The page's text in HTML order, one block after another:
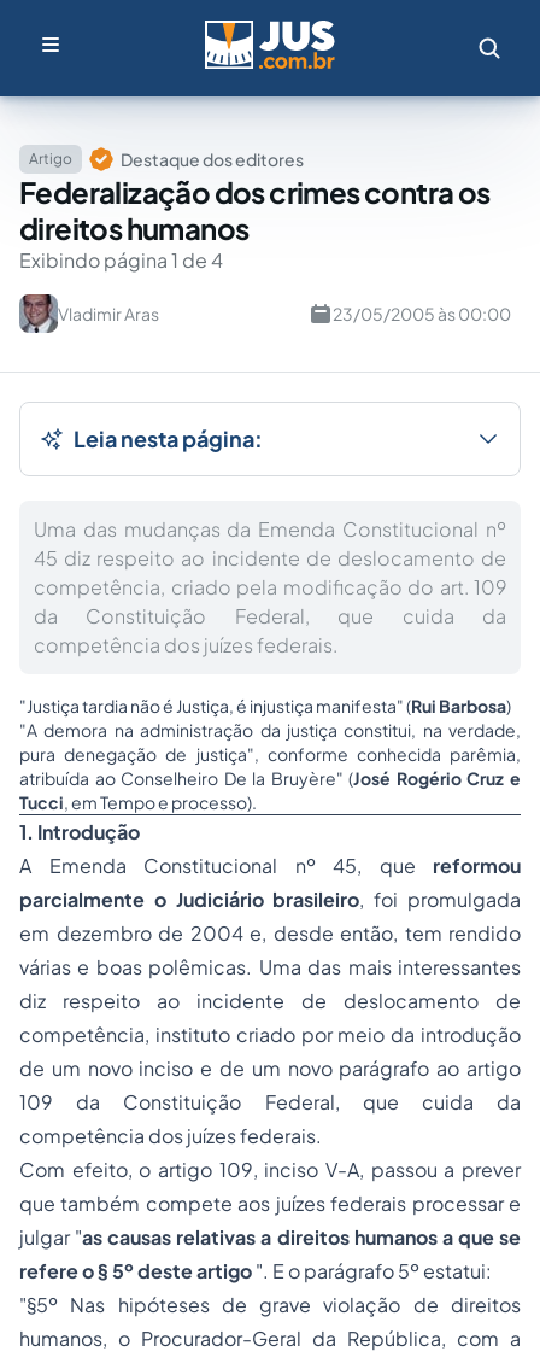
Artigo Destaque dos editores
Federalização dos crimes contra os
direitos humanos
Exibindo página 1 de 4
Vladimir Aras 23/05/2005 às 00:00
Leia nesta página:
Uma das mudanças da Emenda Constitucional nº
45 diz respeito ao incidente de deslocamento de
competência, criado pela modificação do art. 109
da Constituição Federal, que cuida da
competência dos juízes federais.
"Justiça tardia não é Justiça, é injustiça manifesta" (Rui Barbosa)
"A demora na administração da justiça constitui, na verdade,
pura denegação de justiça", conforme conhecida parêmia,
atribuída ao Conselheiro De la Bruyère" (José Rogério Cruz e
Tucci, emTempo e processo).
1. Introdução
A Emenda Constitucional nº 45, que reformou
parcialmente o Judiciário brasileiro, foi promulgada
em dezembro de 2004 e, desde então, tem rendido
várias e boas polêmicas. Uma das mais interessantes
diz respeito ao incidente de deslocamento de
competência, instituto criado por meio da introdução
de um novo inciso e de um novo parágrafo ao artigo
109 da Constituição Federal, que cuida da
competência dos juízes federais.
Com efeito, o artigo 109, inciso V-A, passou a prever
que também compete aos juízes federais processar e
julgar "as causas relativas a direitos humanos a que se
refere o § 5º deste artigo". E o parágrafo 5º estatui:
"§5º Nas hipóteses de grave violação de direitos
humanos, o Procurador-Geral da República, com a